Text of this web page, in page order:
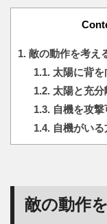
1. 敵の動作を考え
1.1.太陽に背を
1.2.太陽と充分
1.3.自機を攻撃
1.4.自機がいる
敵の動作